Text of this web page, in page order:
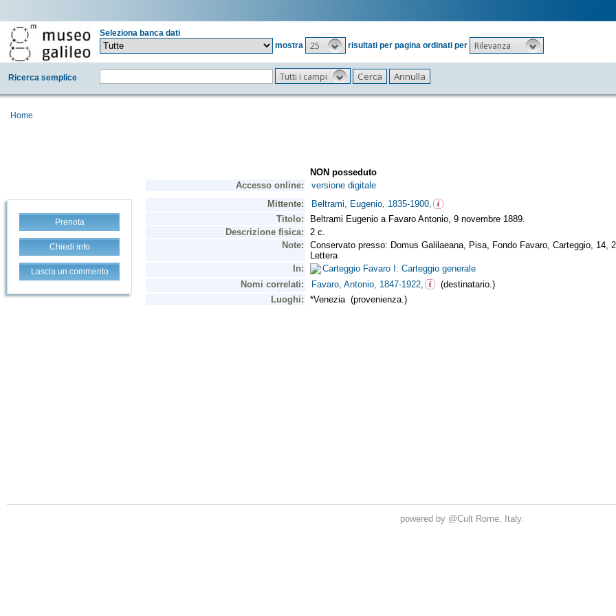
Seleziona banca dati
mostra
25 risultati per pagina ordinati per Rilevanza
Ricerca semplice Tutti i campi
Home
Prenota
Chiedi info
Lascia un commento
powered by @Cult Rome, Italy.